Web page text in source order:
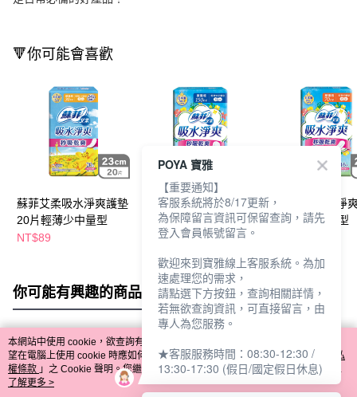
🔻你可能會喜歡
蘇菲艾柔吸水淨爽護墊
20片輕薄少中量型
NT$89
蘇菲艾柔吸水淨爽護墊
10片輕薄特多量型
NT$89
蘇菲艾柔吸水淨
16片輕薄多量型
你可能有興趣的商品 全站排行
熱門標籤
本網站中使用 cookie，欲查詢有關本網站使用 cookie 方式之詳情，及若您不希
望在電腦上使用 cookie 時應如何變更電腦的 cookie 設定，請參閱本網站「
隱私
權條款 」之 Cookie 聲明。您繼續使用本網站即表示您同意本公司得按本網站使
用條款之 Cookie 聲明使用 cookie。
了解更多 >
POYA 寶雅
【重要通知】
客服系統將於8/17更新，
為保障留言資訊可保留查詢，請先
登入會員帳號留言。
歡迎來到寶雅線上客服系統。為加
速處理您的需求，
請點選下方按鈕，查詢相關詳情，
若無欲查詢資訊，可直接留言，由
專人為您服務。
★客服服務時間：08:30-12:30 /
13:30-17:30 (假日/國定假日休息)